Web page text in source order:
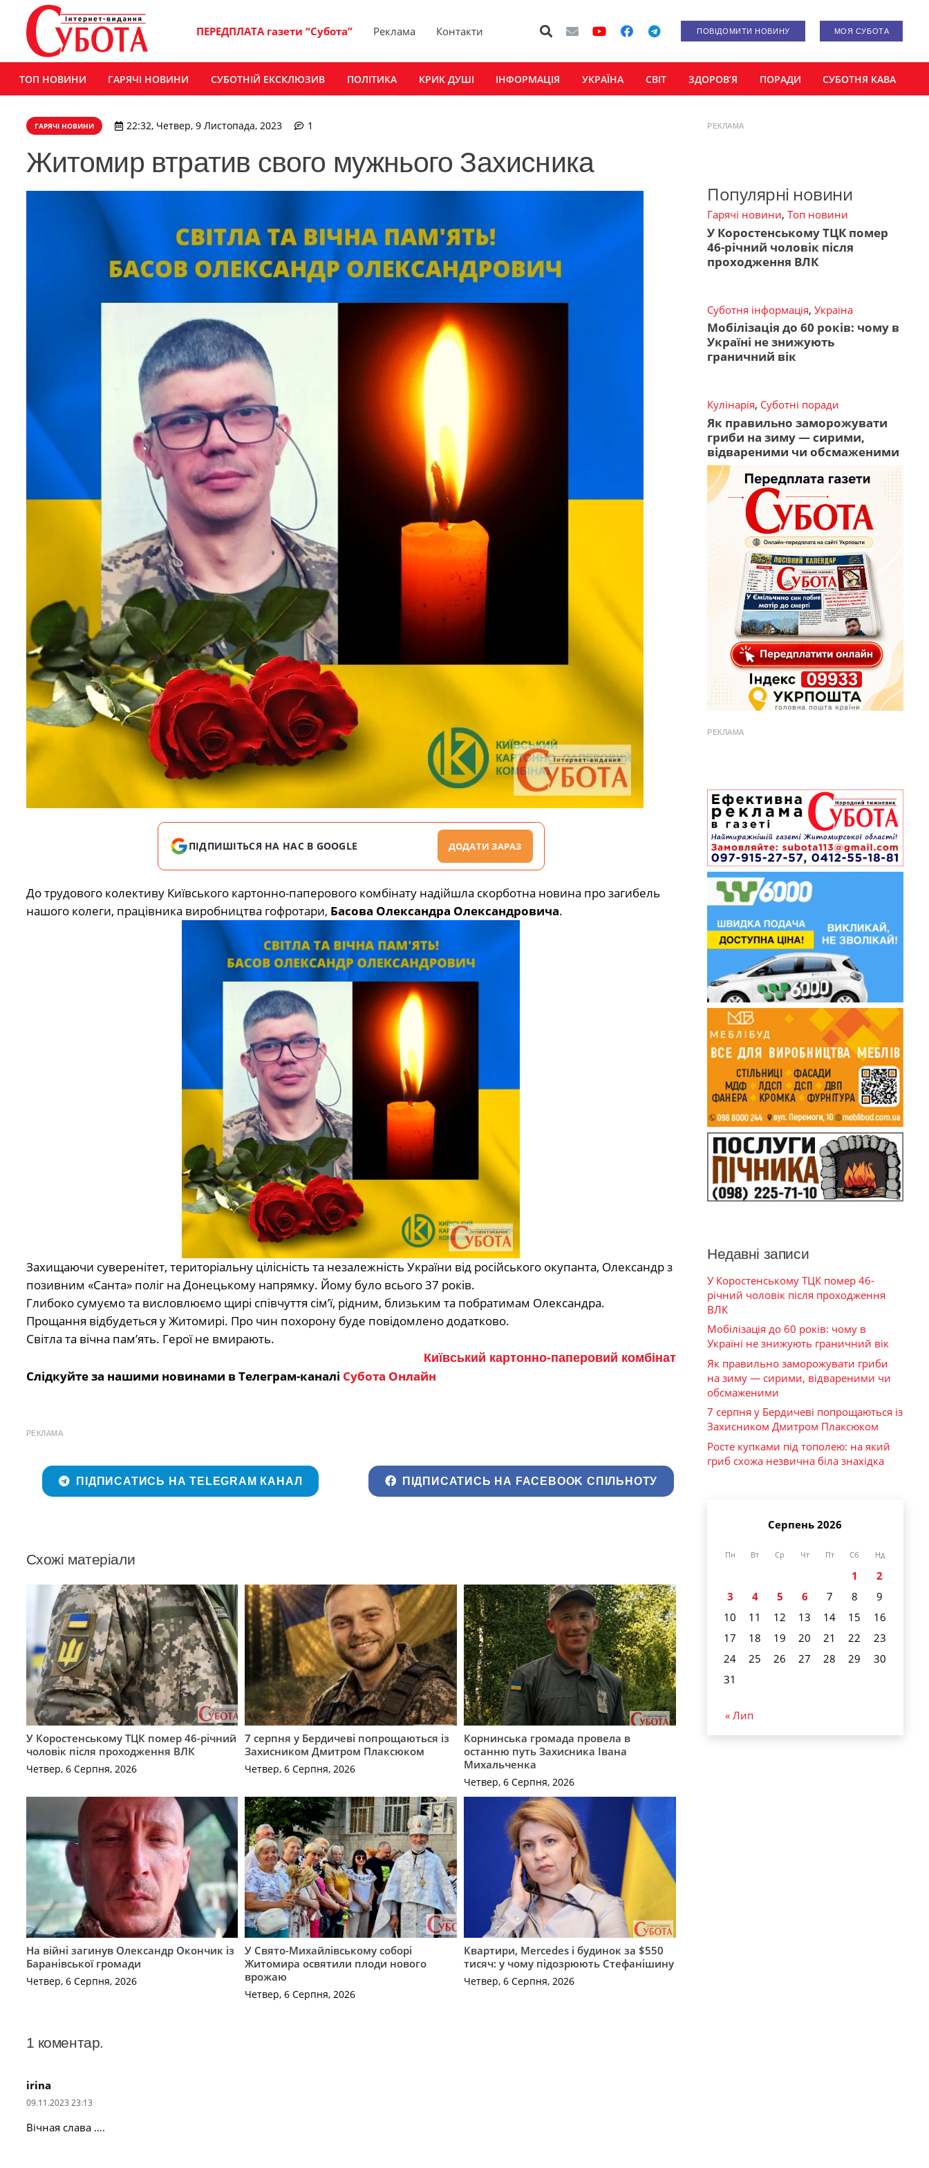
ПЕРЕДПЛАТА газети “Субота” Реклама Контакти ПОВІДОМИТИ НОВИНУ МОЯ СУБОТА
ТОП НОВИНИ ГАРЯЧІ НОВИНИ СУБОТНІЙ ЕКСКЛЮЗИВ ПОЛІТИКА КРИК ДУШІ ІНФОРМАЦІЯ УКРАЇНА СВІТ ЗДОРОВ’Я ПОРАДИ СУБОТНЯ КАВА
ГАРЯЧІ НОВИНИ 22:32, Четвер, 9 Листопада, 2023 1
Житомир втратив свого мужнього Захисника
ПІДПИШІТЬСЯ НА НАС В GOOGLE ДОДАТИ ЗАРАЗ
До трудового колективу Київського картонно-паперового комбінату надійшла скорботна новина про загибель
нашого колеги, працівника виробництва гофротари, Басова Олександра Олександровича.
Захищаючи суверенітет, територіальну цілісність та незалежність України від російського окупанта, Олександр з
позивним «Санта» поліг на Донецькому напрямку. Йому було всього 37 років.
Глибоко сумуємо та висловлюємо щирі співчуття сім’ї, рідним, близьким та побратимам Олександра.
Прощання відбудеться у Житомирі. Про чин похорону буде повідомлено додатково.
Світла та вічна пам’ять. Герої не вмирають.
Київський картонно-паперовий комбінат
Слідкуйте за нашими новинами в Телеграм-каналі Субота Онлайн
РЕКЛАМА
ПІДПИСАТИСЬ НА TELEGRAM КАНАЛ ПІДПИСАТИСЬ НА FACEBOOK СПІЛЬНОТУ
Схожі матеріали
У Коростенському ТЦК помер 46-річний
чоловік після проходження ВЛК
Четвер, 6 Серпня, 2026
7 серпня у Бердичеві попрощаються із
Захисником Дмитром Плаксюком
Четвер, 6 Серпня, 2026
Корнинська громада провела в
останню путь Захисника Івана
Михальченка
Четвер, 6 Серпня, 2026
На війні загинув Олександр Окончик із
Баранівської громади
Четвер, 6 Серпня, 2026
У Свято-Михайлівському соборі
Житомира освятили плоди нового
врожаю
Четвер, 6 Серпня, 2026
Квартири, Mercedes і будинок за $550
тисяч: у чому підозрюють Стефанішину
Четвер, 6 Серпня, 2026
1 коментар.
irina
09.11.2023 23:13
Вічная слава ….
РЕКЛАМА
Популярні новини
Гарячі новини, Топ новини
У Коростенському ТЦК помер
46-річний чоловік після
проходження ВЛК
Суботня інформація, Україна
Мобілізація до 60 років: чому в
Україні не знижують
граничний вік
Кулінарія, Суботні поради
Як правильно заморожувати
гриби на зиму — сирими,
відвареними чи обсмаженими
РЕКЛАМА
Недавні записи
У Коростенському ТЦК помер 46-
річний чоловік після проходження
ВЛК
Мобілізація до 60 років: чому в
Україні не знижують граничний вік
Як правильно заморожувати гриби
на зиму — сирими, відвареними чи
обсмаженими
7 серпня у Бердичеві попрощаються із
Захисником Дмитром Плаксюком
Росте купками під тополею: на який
гриб схожа незвична біла знахідка
Серпень 2026
Пн Вт Ср Чт Пт Сб Нд
1
2
3
4 5 6 7 8
9
10
11 12 13 14 15
16
17
18 19 20 21 22
23
24
25 26 27 28 29
30
31
« Лип